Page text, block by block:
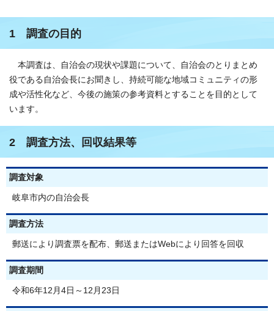
1 調査の目的
本調査は、自治会の現状や課題について、自治会のとりまとめ
役である自治会長にお聞きし、持続可能な地域コミュニティの形
成や活性化など、今後の施策の参考資料とすることを目的として
います。
2 調査方法、回収結果等
調査対象
岐阜市内の自治会長
調査方法
郵送により調査票を配布、郵送またはWebにより回答を回収
調査期間
令和6年12月4日～12月23日